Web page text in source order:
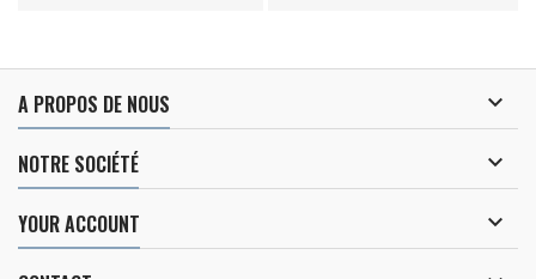
A PROPOS DE NOUS 
NOTRE SOCIÉTÉ 
YOUR ACCOUNT 